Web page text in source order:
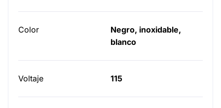
Color
Negro, inoxidable,
blanco
Voltaje 115